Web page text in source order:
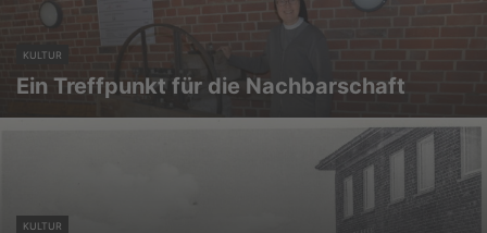
KULTUR
Ein Treffpunkt für die Nachbarschaft
KULTUR